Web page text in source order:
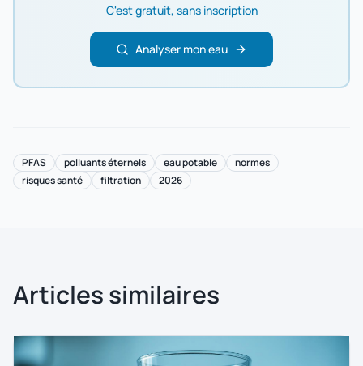
C'est gratuit, sans inscription
Analyser mon eau
PFAS polluants éternels eau potable
normes
risques santé
filtration 2026
Articles similaires